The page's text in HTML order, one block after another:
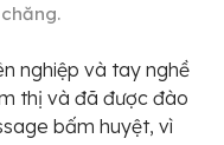
nghiệp và tay nghề
thị và đã được đào
bấm huyệt, vì